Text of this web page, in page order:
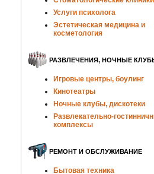
Услуги психолога
Эстетическая медицина и
косметология
РАЗВЛЕЧЕНИЯ, НОЧНЫЕ
Игровые центры, боулинг
Кинотеатры
Ночные клубы, дискотеки
Развлекательно-
комплексы
РЕМОНТ И ОБСЛУЖИВАНИЕ
Бытовая техника